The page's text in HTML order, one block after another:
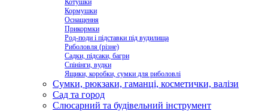
Котушки
Кормушки
Оснащення
Прикормки
Род-поди і підставки під вудилища
Риболовля (різне)
Садки, підсаки, багри
Спінінги, вудки
Ящики, коробки, сумки для риболовлі
Сумки, рюкзаки, гаманці, косметички, валізи
Сад та город
Слюсарний та будівельний інструмент